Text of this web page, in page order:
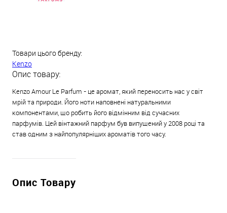
Товари цього бренду:
Kenzo
Опис товару:
Kenzo Amour Le Parfum - це аромат, який переносить нас у світ
мрій та природи. Його ноти наповнені натуральними
компонентами, що робить його відмінним від сучасних
парфумів. Цей вінтажний парфум був випущений у 2008 році та
став одним з найпопулярніших ароматів того часу.
Опис Товару